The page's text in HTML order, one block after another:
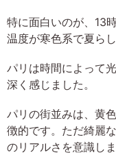
特に面白いのが、13
温度が寒色系で夏ら
パリは時間によって
深く感じました。
パリの街並みは、黄
徴的です。ただ綺麗
のリアルさを意識しま